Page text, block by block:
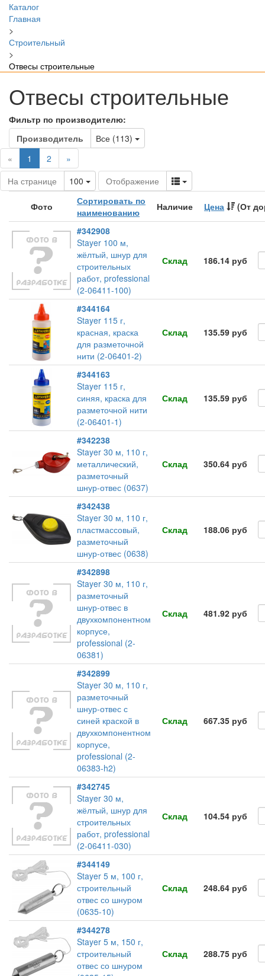
Каталог
Главная
>
Строительный
>
Отвесы строительные
Отвесы строительные
Фильтр по производителю:
Производитель
Все (113) Toggle Dropdown
«
1 (current)
2
»
На странице
100 Toggle Dropdown
Отображение Toggle Dropdown
Фото
Сортировать по
наименованию
Наличие Цена (От
#342908
Stayer 100 м,
жёлтый, шнур для
строительных
работ, professional
(2-06411-100)
Склад 186.14 руб
#344164
Stayer 115 г,
красная, краска
для разметочной
нити (2-06401-2)
Склад 135.59 руб
#344163
Stayer 115 г,
синяя, краска для
разметочной нити
(2-06401-1)
Склад 135.59 руб
#342238
Stayer 30 м, 110 г,
металлический,
разметочный
шнур-отвес (0637)
Склад 350.64 руб
#342438
Stayer 30 м, 110 г,
пластмассовый,
разметочный
шнур-отвес (0638)
Склад 188.06 руб
#342898
Stayer 30 м, 110 г,
разметочный
шнур-отвес в
двухкомпонентном
корпусе,
professional (2-
06381)
Склад 481.92 руб
#342899
Stayer 30 м, 110 г,
разметочный
шнур-отвес с
синей краской в
двухкомпонентном
корпусе,
professional (2-
06383-h2)
Склад 667.35 руб
#342745
Stayer 30 м,
жёлтый, шнур для
строительных
работ, professional
(2-06411-030)
Склад 104.54 руб
#344149
Stayer 5 м, 100 г,
строительный
отвес со шнуром
(0635-10)
Склад 248.64 руб
#344278
Stayer 5 м, 150 г,
строительный
отвес со шнуром
Склад 288.75 руб